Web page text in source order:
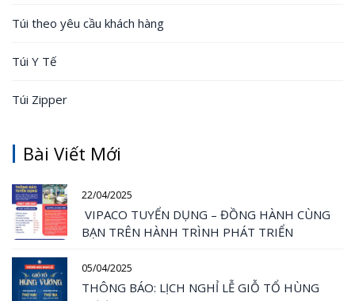
Túi theo yêu cầu khách hàng
Túi Y Tế
Túi Zipper
Bài Viết Mới
22/04/2025
VIPACO TUYỂN DỤNG – ĐỒNG HÀNH CÙNG
BẠN TRÊN HÀNH TRÌNH PHÁT TRIỂN
05/04/2025
THÔNG BÁO: LỊCH NGHỈ LỄ GIỖ TỔ HÙNG